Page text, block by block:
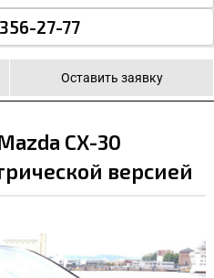
27-77
Оставить заявку
CX-30
версией